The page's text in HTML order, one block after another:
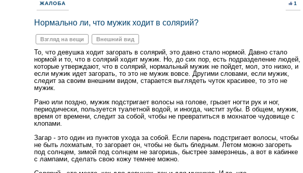
ЖАЛОБА 1
Нормально ли, что мужик ходит в солярий?
Взгляд на вещи Внешний вид
То, что девушка ходит загорать в солярий, это давно стало нормой. Давно стало
нормой и то, что в солярий ходит мужик. Но, до сих пор, есть подразделение людей,
которые утверждают, что в солярий, нормальный мужик не пойдет, мол, это низко, и
если мужик идет загорать, то это не мужик вовсе. Другими словами, если мужик,
следит за своим внешним видом, старается выглядеть чуток красивее, то это не
мужик.
Рано или поздно, мужик подстригает волосы на голове, грызет ногти рук и ног,
периодически, пользуется туалетной водой, и иногда, чистит зубы. В общем, мужик,
время от времени, следит за собой, чтобы не превратиться в мохнатое чудовище с
клопами.
Загар - это один из пунктов ухода за собой. Если парень подстригает волосы, чтобы
не быть лохматым, то загорает он, чтобы не быть бледным. Летом можно загореть
под солнцем, зимой под солнцем не загоришь, быстрее замерзнешь, а вот в кабинке
с лампами, сделать свою кожу темнее можно.